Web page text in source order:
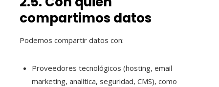
compartimos datos
Podemos compartir datos con:
Proveedores tecnológicos (hosting, email
marketing, analítica, seguridad, CMS), como